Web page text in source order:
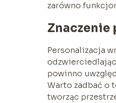
zarówno
Personalizacja
powinno
Warto zadbać o
tworząc